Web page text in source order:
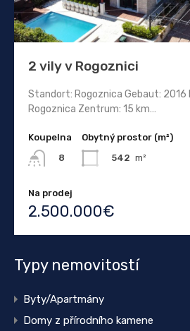
2 vily v Rogoznici
Standort: Rogoznica Gebaut:
Rogoznica Zentrum: 15 km…
Koupelna
8
Obytný prostor (m²)
542 m²
Na prodej
2.500.000€
Typy nemovitostí
Byty/Apartmány
Domy z přírodního kamene